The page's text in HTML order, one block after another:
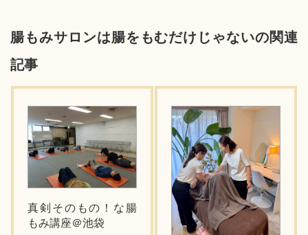
腸もみサロンは腸をもむだけじゃないの関連
記事
真剣そのもの！な腸
もみ講座＠池袋